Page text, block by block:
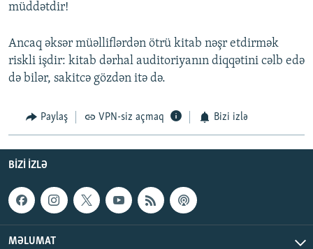
müddətdir!
Ancaq əksər müəlliflərdən ötrü kitab nəşr etdirmək
riskli işdir: kitab dərhal auditoriyanın diqqətini cəlb edə
də bilər, sakitcə gözdən itə də.
Paylaş VPN-siz açmaq Bizi izlə
BIZI IZLƏ
MƏLUMAT